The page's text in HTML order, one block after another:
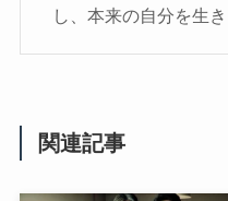
し、本来の自分を生
関連記事